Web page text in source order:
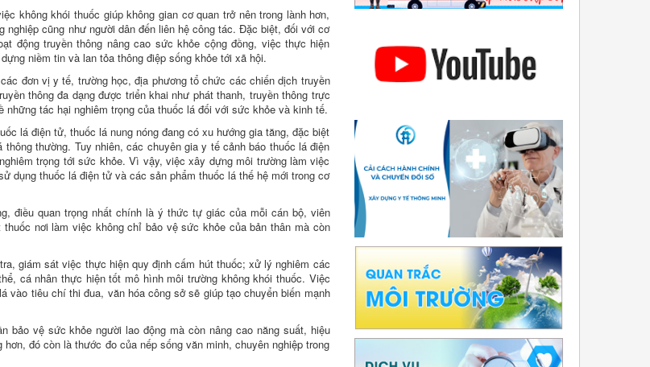
không khói thuốc giúp không gian cơ quan trở nên trong lành hơn,
cũng như người dân đến liên hệ công tác. Đặc biệt, đối với cơ
động truyền thông nâng cao sức khỏe cộng đồng, việc thực hiện
niềm tin và lan tỏa thông điệp sống khỏe tới xã hội.
đơn vị y tế, trường học, địa phương tổ chức các chiến dịch truyền
thông đa dạng được triển khai như phát thanh, truyền thông trực
tác hại nghiêm trọng của thuốc lá đối với sức khỏe và kinh tế.
lá điện tử, thuốc lá nung nóng đang có xu hướng gia tăng, đặc biệt
thường. Tuy nhiên, các chuyên gia y tế cảnh báo thuốc lá điện
trọng tới sức khỏe. Vì vậy, việc xây dựng môi trường làm việc
dụng thuốc lá điện tử và các sản phẩm thuốc lá thế hệ mới trong cơ
điều quan trọng nhất chính là ý thức tự giác của mỗi cán bộ, viên
nơi làm việc không chỉ bảo vệ sức khỏe của bản thân mà còn
giám sát việc thực hiện quy định cấm hút thuốc; xử lý nghiêm các
cá nhân thực hiện tốt mô hình môi trường không khói thuốc. Việc
vào tiêu chí thi đua, văn hóa công sở sẽ giúp tạo chuyển biến mạnh
bảo vệ sức khỏe người lao động mà còn nâng cao năng suất, hiệu
đó còn là thước đo của nếp sống văn minh, chuyên nghiệp trong